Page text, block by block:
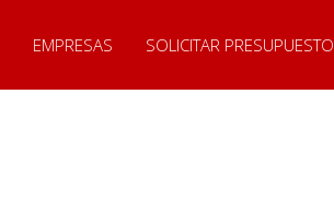
EMPRESAS SOLICITAR PRESUPUESTO